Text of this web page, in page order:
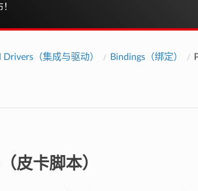
Drivers（集成与驱动） Bindings（绑定）
皮卡脚本）